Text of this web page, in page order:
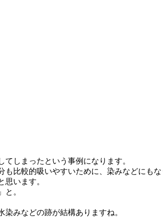
しまったという事例になります。
比較的吸いやすいために、染みなどにも
います。
。
みなどの跡が結構ありますね。